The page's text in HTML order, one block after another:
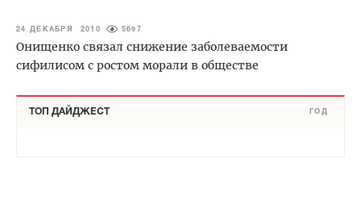
24 ДЕКАБРЯ 2010 5697
Онищенко связал снижение заболеваемости
сифилисом с ростом морали в обществе
ТОП ДАЙДЖЕСТ ГОД